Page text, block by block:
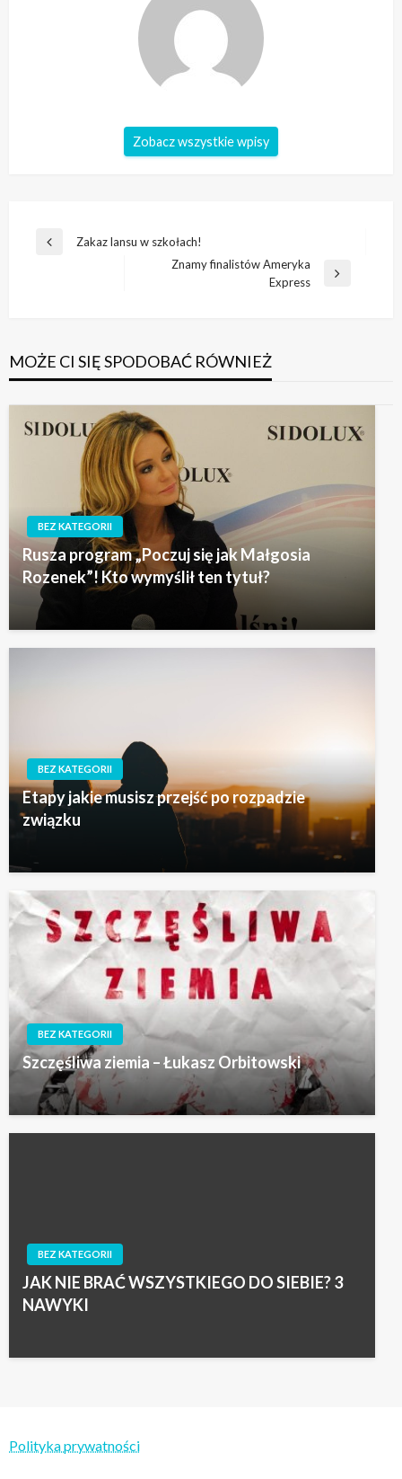
Zobacz wszystkie wpisy
Nawigacja
Poprzedni
Zakaz lansu w szkołach!
Znamy finalistów Ameryka
Express
MOŻE CI SIĘ SPODOBAĆ RÓWNIEŻ
BEZ KATEGORII
Rusza program „Poczuj się jak Małgosia
Rozenek”! Kto wymyślił ten tytuł?
BEZ KATEGORII
Etapy jakie musisz przejść po rozpadzie
związku
BEZ KATEGORII
Szczęśliwa ziemia – Łukasz Orbitowski
BEZ KATEGORII
JAK NIE BRAĆ WSZYSTKIEGO DO SIEBIE? 3
NAWYKI
Polityka prywatności